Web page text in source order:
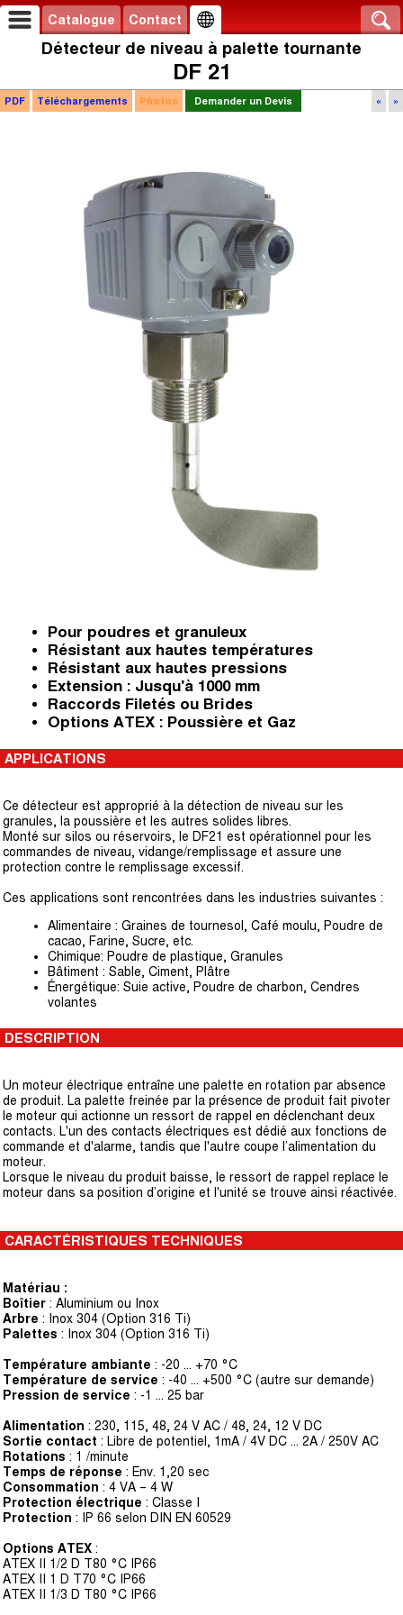
Catalogue Contact
Détecteur de niveau à palette tournante
DF 21
« »
PDF Téléchargements Photos Demander un Devis
Pour poudres et granuleux
Résistant aux hautes températures
Résistant aux hautes pressions
Extension : Jusqu'à 1000 mm
Raccords Filetés ou Brides
Options ATEX : Poussière et Gaz
APPLICATIONS
Ce détecteur est approprié à la détection de niveau sur les
granules, la poussière et les autres solides libres.
Monté sur silos ou réservoirs, le DF21 est opérationnel pour les
commandes de niveau, vidange/remplissage et assure une
protection contre le remplissage excessif.
Ces applications sont rencontrées dans les industries suivantes :
Alimentaire : Graines de tournesol, Café moulu, Poudre de
cacao, Farine, Sucre, etc.
Chimique: Poudre de plastique, Granules
Bâtiment : Sable, Ciment, Plâtre
Énergétique: Suie active, Poudre de charbon, Cendres
volantes
DESCRIPTION
Un moteur électrique entraîne une palette en rotation par absence
de produit. La palette freinée par la présence de produit fait pivoter
le moteur qui actionne un ressort de rappel en déclenchant deux
contacts. L'un des contacts électriques est dédié aux fonctions de
commande et d'alarme, tandis que l'autre coupe l’alimentation du
moteur.
Lorsque le niveau du produit baisse, le ressort de rappel replace le
moteur dans sa position d’origine et l'unité se trouve ainsi réactivée.
CARACTÉRISTIQUES TECHNIQUES
Matériau :
Boîtier : Aluminium ou Inox
Arbre : Inox 304 (Option 316 Ti)
Palettes : Inox 304 (Option 316 Ti)
Température ambiante : -20 ... +70 °C
Température de service : -40 ... +500 °C (autre sur demande)
Pression de service : -1 … 25 bar
Alimentation : 230, 115, 48, 24 V AC / 48, 24, 12 V DC
Sortie contact : Libre de potentiel, 1mA / 4V DC … 2A / 250V AC
Rotations : 1 /minute
Temps de réponse : Env. 1,20 sec
Consommation : 4 VA – 4 W
Protection électrique : Classe I
Protection : IP 66 selon DIN EN 60529
Options ATEX :
ATEX II 1/2 D T80 °C IP66
ATEX II 1 D T70 °C IP66
ATEX II 1/3 D T80 °C IP66